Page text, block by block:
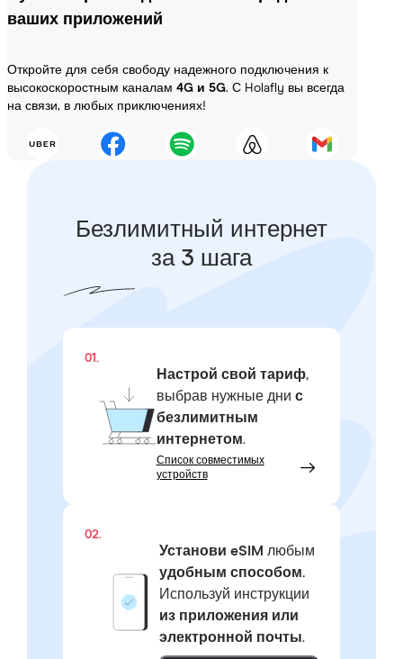
ваших приложений
Откройте для себя свободу надежного подключения к
высокоскоростным каналам 4G и 5G. С Holafly вы всегда
на связи, в любых приключениях!
Безлимитный интернет
за 3 шага
01.
Настрой свой тариф,
выбрав нужные дни с
безлимитным
интернетом.
Список совместимых
устройств
02.
Установи eSIM любым
удобным способом.
Используй инструкции
из приложения или
электронной почты.